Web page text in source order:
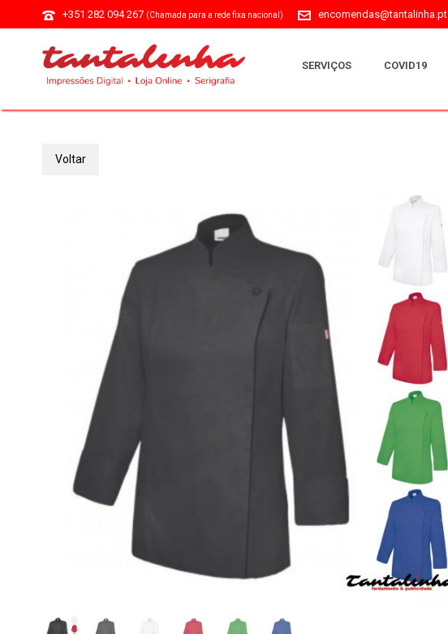
+351 282 094 267 (Chamada para a rede fixa nacional) encomendas@tantalinha.pt
SERVIÇOS COVID19
Voltar